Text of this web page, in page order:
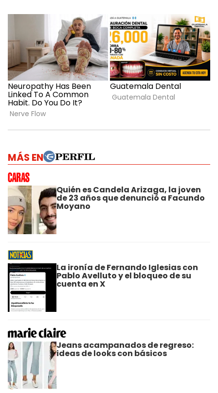
MÁS EN
Quién es Candela Arizaga, la joven
de 23 años que denunció a Facundo
Moyano
La ironía de Fernando Iglesias con
Pablo Avelluto y el bloqueo de su
cuenta en X
Jeans acampanados de regreso:
ideas de looks con básicos